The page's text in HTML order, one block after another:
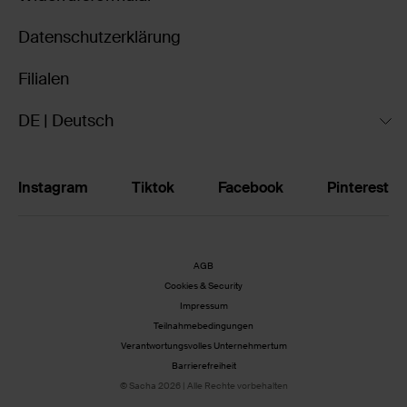
Datenschutzerklärung
Filialen
DE | Deutsch
Instagram Tiktok Facebook Pinterest
AGB
Cookies & Security
Impressum
Teilnahmebedingungen
Verantwortungsvolles Unternehmertum
Barrierefreiheit
© Sacha 2026 | Alle Rechte vorbehalten